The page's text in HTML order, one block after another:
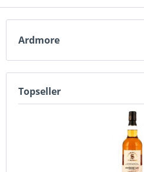
Ardmore
Topseller